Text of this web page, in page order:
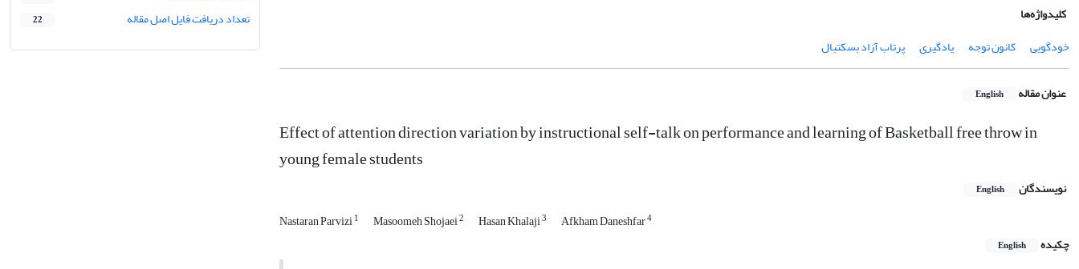
کلیدواژه‌ها
خودگویی
کانون توجه یادگیری پرتاب آزاد بسکتبال
عنوان مقاله English
Effect of attention direction variation by instructional self-talk on performance and learning of Basketball free throw in
young female students
نویسندگان English
Nastaran Parvizi1 Masoomeh Shojaei2 Hasan Khalaji3 Afkham Daneshfar4
چکیده English
تعداد دریافت فایل اصل مقاله 22